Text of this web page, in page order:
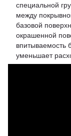
специальной
между
базовой
окрашенной
впитываемость
уменьшает